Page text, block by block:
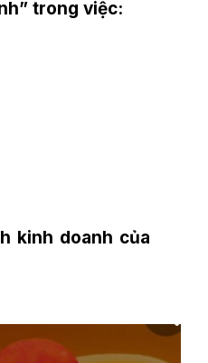
trong việc:
kinh doanh của